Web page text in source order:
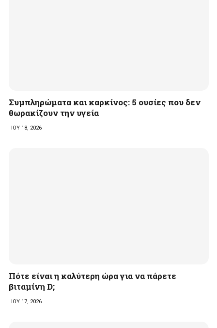
Συμπληρώματα και καρκίνος: 5 ουσίες που δεν
θωρακίζουν την υγεία
ΙΟΥ 18, 2026
Πότε είναι η καλύτερη ώρα για να πάρετε
βιταμίνη D;
ΙΟΥ 17, 2026